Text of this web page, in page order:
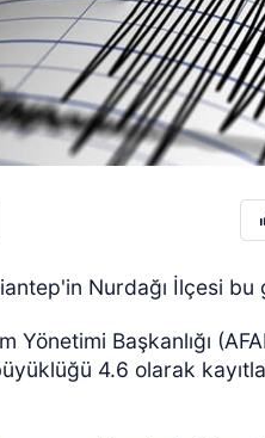
Nurdağı İlçesi
Yönetimi Başkanlığı
4.6 olarak